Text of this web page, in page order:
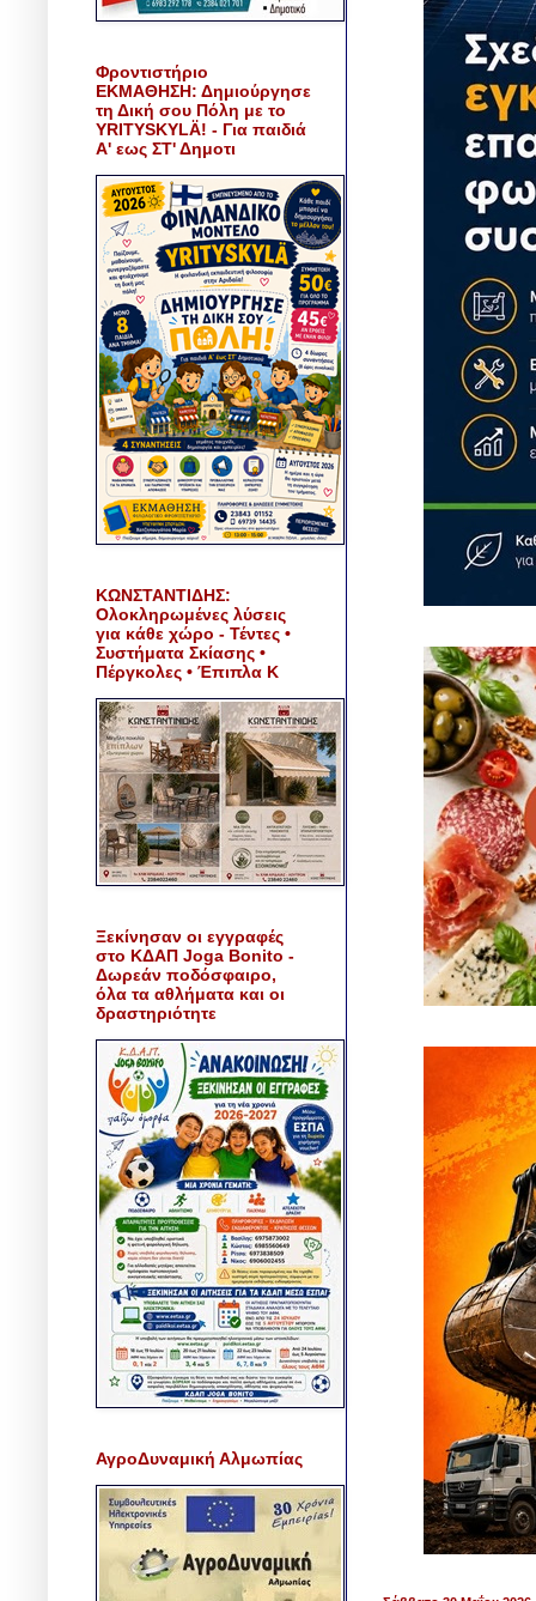
Φροντιστήριο
ΕΚΜΑΘΗΣΗ: Δημιούργησε
τη Δική σου Πόλη με το
YRITYSKYLÄ! - Για παιδιά
Α' εως ΣΤ' Δημοτι
ΚΩΝΣΤΑΝΤΙΔΗΣ:
Ολοκληρωμένες λύσεις
για κάθε χώρο - Τέντες •
Συστήματα Σκίασης •
Πέργκολες • Έπιπλα Κ
Ξεκίνησαν οι εγγραφές
στο ΚΔΑΠ Joga Bonito -
Δωρεάν ποδόσφαιρο,
όλα τα αθλήματα και οι
δραστηριότητε
ΑγροΔυναμική Αλμωπίας